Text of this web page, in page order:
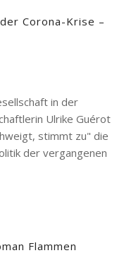
Corona-Krise –
in der
Ulrike Guérot
stimmt zu" die
der vergangenen
Flammen